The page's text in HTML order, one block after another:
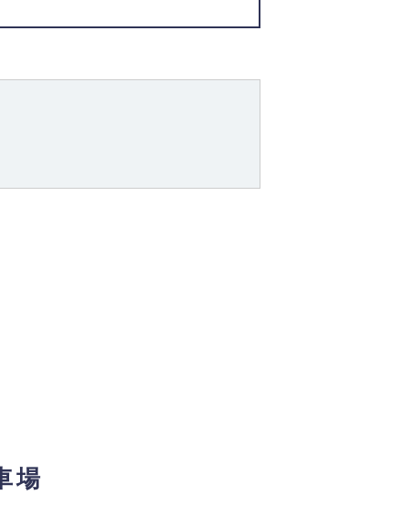
。
合は開示いたしません）。
場